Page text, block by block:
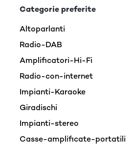
Categorie preferite
Altoparlanti
Radio-DAB
Amplificatori-Hi-Fi
Radio-con-internet
Impianti-Karaoke
Giradischi
Impianti-stereo
Casse-amplificate-portatili